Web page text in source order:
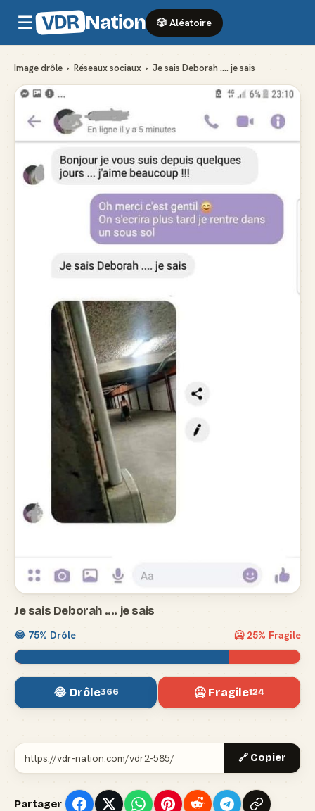
☰ VDR Nation 🎲 Aléatoire
Image drôle › Réseaux sociaux › Je sais Deborah .... je sais
Je sais Deborah .... je sais
😂 75% Drôle 🥶 25% Fragile
😂 Drôle366 🥶 Fragile124
🔗 Copier
Partager